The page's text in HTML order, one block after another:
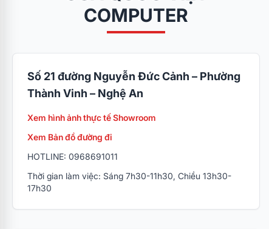
COMPUTER
Số 21 đường Nguyễn Đức Cảnh – Phường
Thành Vinh – Nghệ An
Xem hình ảnh thực tế Showroom
Xem Bản đồ đường đi
HOTLINE: 0968691011
Thời gian làm việc: Sáng 7h30-11h30, Chiều 13h30-
17h30